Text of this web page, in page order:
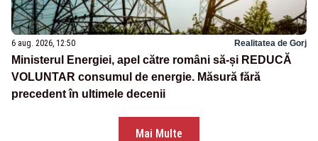
6 aug. 2026, 12:50 Realitatea de Gorj
Ministerul Energiei, apel către români să-și REDUCĂ
VOLUNTAR consumul de energie. Măsură fără
precedent în ultimele decenii
Mai Multe